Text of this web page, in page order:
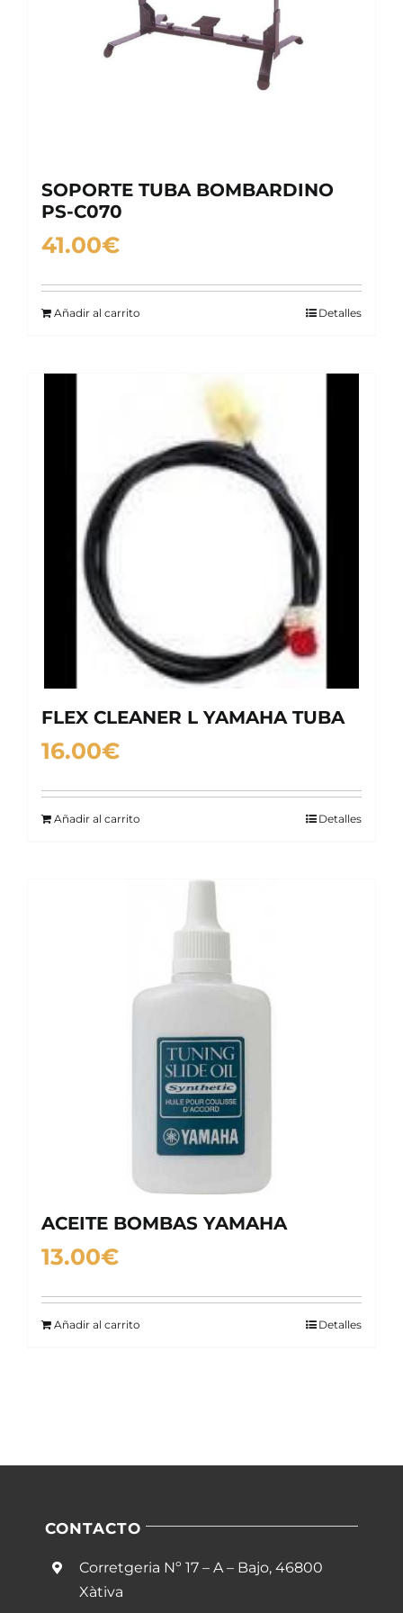
SOPORTE TUBA BOMBARDINO
PS-C070
41.00€
Añadir al carrito Detalles
FLEX CLEANER L YAMAHA TUBA
16.00€
Añadir al carrito Detalles
ACEITE BOMBAS YAMAHA
13.00€
Añadir al carrito Detalles
CONTACTO
Corretgeria Nº 17 – A – Bajo, 46800
Xàtiva